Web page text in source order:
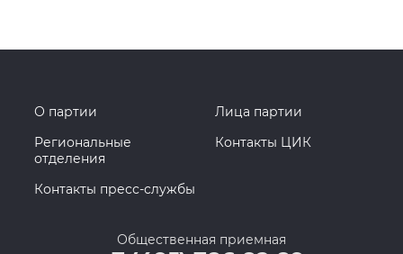
О партии
Лица партии
Региональные
отделения
Контакты ЦИК
Контакты пресс-службы
Общественная приемная